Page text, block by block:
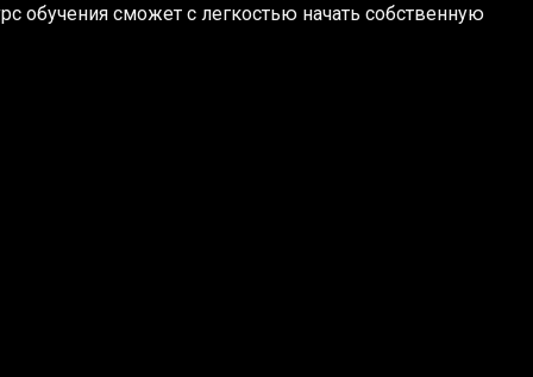
обучения сможет с легкостью начать собственную